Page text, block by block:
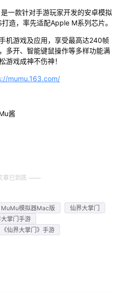
一款针对手游玩家开发的安卓模拟
造，率先适配Apple M系列芯片。
机游戏及应用，享受最高达240帧
多开、智能键鼠操作等多样功能满
游戏成神不伤神！
mumu.163.com/
酱
章已到底
MuMu模拟器Mac版
仙界大掌门
掌门手游
《仙界大掌门》手游